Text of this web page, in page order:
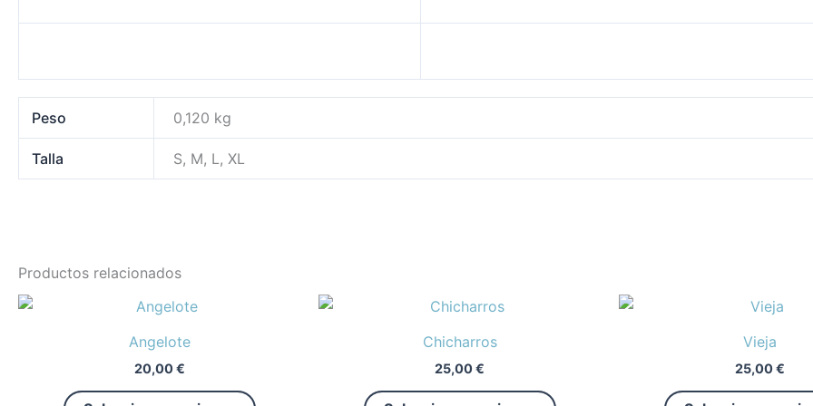
Peso 0,120 kg
Talla S, M, L, XL
Productos relacionados
Angelote
20,00€
variantes.
Chicharros
25,00€
variantes.
Vieja
25,00€